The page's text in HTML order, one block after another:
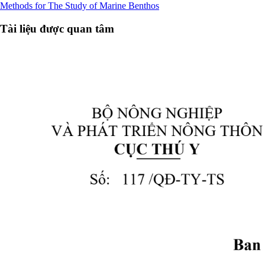
Methods for The Study of Marine Benthos
Tài liệu được quan tâm